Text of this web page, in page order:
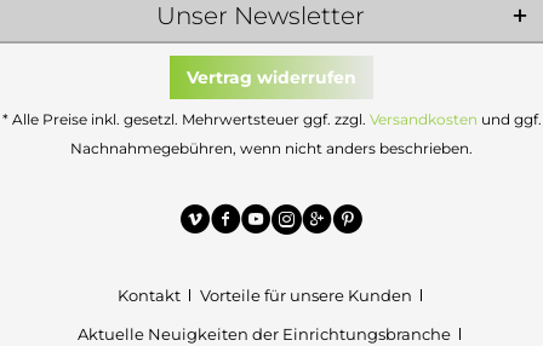
Unser Newsletter
Vertrag widerrufen
* Alle Preise inkl. gesetzl. Mehrwertsteuer ggf. zzgl. Versandkosten und ggf.
Nachnahmegebühren, wenn nicht anders beschrieben.
Kontakt
Vorteile für unsere Kunden
Aktuelle Neuigkeiten der Einrichtungsbranche